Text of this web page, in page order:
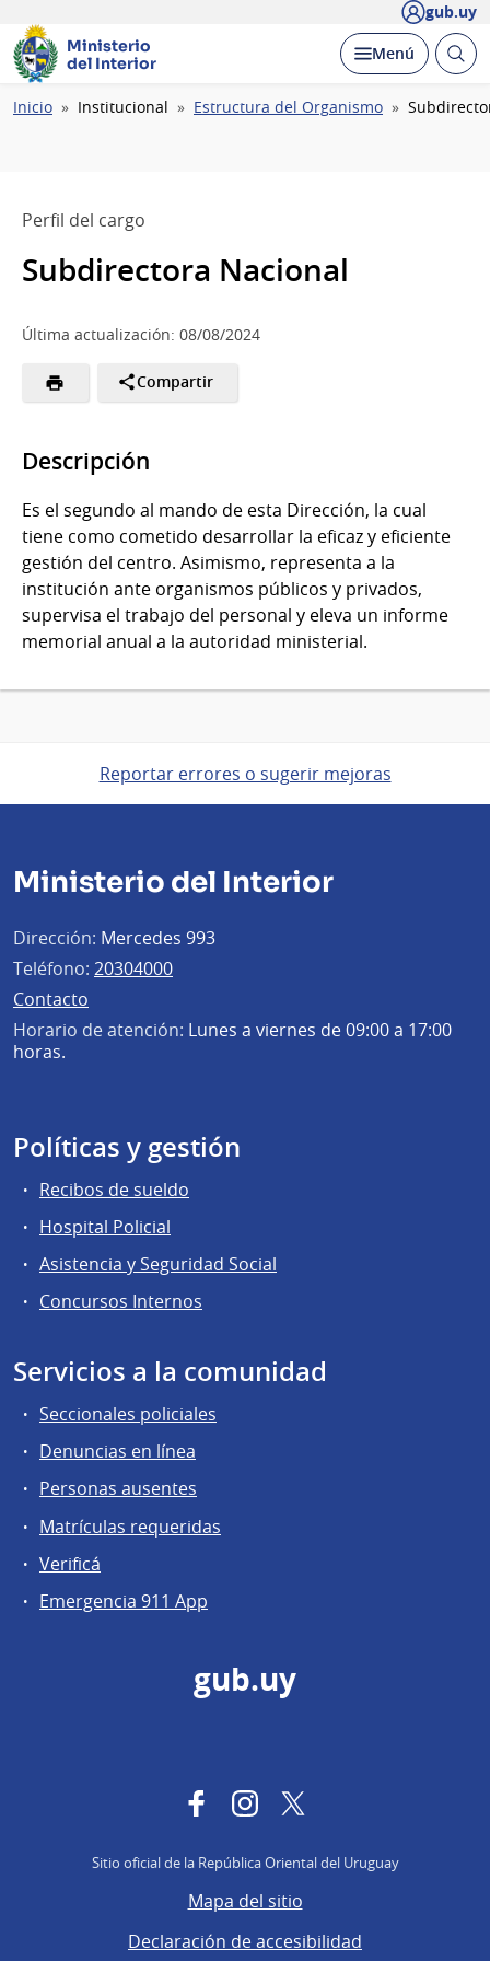
gub.uy
Ministerio
del Interior
Desplegar
Menú Abrir
Ruta
Inicio Institucional Estructura del Organismo
Perfil del cargo
Subdirectora Nacional
Última actualización: 08/08/2024
Compartir
Descripción
Es el segundo al mando de esta Dirección, la cual
tiene como cometido desarrollar la eficaz y eficiente
gestión del centro. Asimismo, representa a la
institución ante organismos públicos y privados,
supervisa el trabajo del personal y eleva un informe
memorial anual a la autoridad ministerial.
Reportar errores o sugerir mejoras
Ministerio del Interior
Dirección: Mercedes 993
Teléfono: 20304000
Contacto
Horario de atención: Lunes a viernes de 09:00 a 17:00
horas.
Políticas y gestión
Recibos de sueldo
Hospital Policial
Asistencia y Seguridad Social
Concursos Internos
Servicios a la comunidad
Seccionales policiales
Denuncias en línea
Personas ausentes
Matrículas requeridas
Verificá
Emergencia 911 App
gub.uy
FacebookInstagram
Sitio oficial de la República Oriental del Uruguay
Mapa del sitio
Declaración de accesibilidad